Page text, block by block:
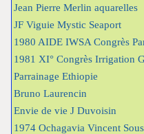
Jean Pierre Merlin aquarelles
JF Viguie Mystic Seaport
1980 AIDE IWSA Congrès
1981 XI° Congrès Irrigation
Parrainage Ethiopie
Bruno Laurencin
Envie de vie J Duvoisin
1974 Ochagavia Vincent